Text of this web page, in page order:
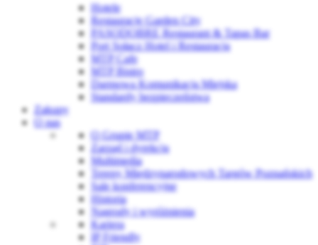
Hotele
Restauracje Garden City
PASODOBRE Restaurant & Tapas Bar
Port Sołacz Hotel i Restauracja
MTP Cafe
MTP Bistro
Darmowa Komunikacja Miejska
Standardy bezpieczeństwa
Zakupy
O nas
O Grupie MTP
Zarząd i dyrekcja
Multimedia
Tereny Międzynarodowych Targów Poznańskich
Sale konferencyjne
Historia
Nagrody i wyróżnienia
Kariera
IP Friendly